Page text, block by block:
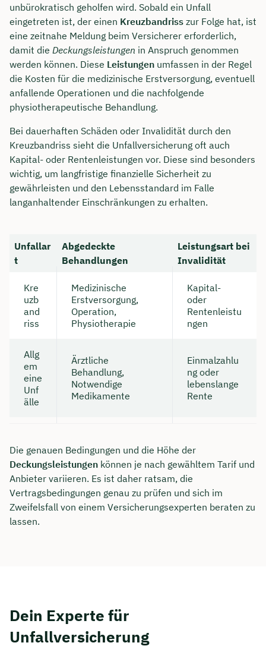
unbürokratisch geholfen wird. Sobald ein Unfall
eingetreten ist, der einen Kreuzbandriss zur Folge hat, ist
eine zeitnahe Meldung beim Versicherer erforderlich,
damit die Deckungsleistungen in Anspruch genommen
werden können. Diese Leistungen umfassen in der Regel
die Kosten für die medizinische Erstversorgung, eventuell
anfallende Operationen und die nachfolgende
physiotherapeutische Behandlung.
Bei dauerhaften Schäden oder Invalidität durch den
Kreuzbandriss sieht die Unfallversicherung oft auch
Kapital- oder Rentenleistungen vor. Diese sind besonders
wichtig, um langfristige finanzielle Sicherheit zu
gewährleisten und den Lebensstandard im Falle
langanhaltender Einschränkungen zu erhalten.
Unfallar
t
Abgedeckte
Behandlungen
Leistungsart bei
Invalidität
Kre
uzb
and
riss
Medizinische
Erstversorgung,
Operation,
Physiotherapie
Kapital-
oder
Rentenleistu
ngen
Allg
em
eine
Unf
älle
Ärztliche
Behandlung,
Notwendige
Medikamente
Einmalzahlu
ng oder
lebenslange
Rente
Die genauen Bedingungen und die Höhe der
Deckungsleistungen können je nach gewähltem Tarif und
Anbieter variieren. Es ist daher ratsam, die
Vertragsbedingungen genau zu prüfen und sich im
Zweifelsfall von einem Versicherungsexperten beraten zu
lassen.
Dein Experte für
Unfallversicherung